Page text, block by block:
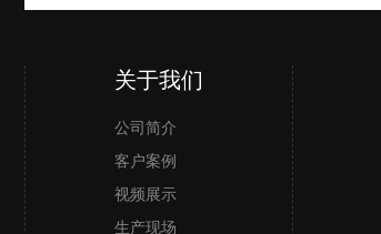
关于我们
公司简介
客户案例
视频展示
生产现场